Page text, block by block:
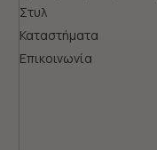
Στυλ
Καταστήματα
Επικοινωνία